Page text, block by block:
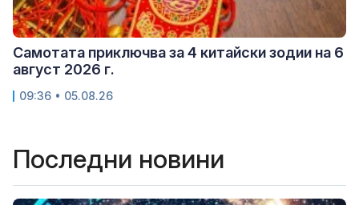
Самотата приключва за 4 китайски зодии на 6
август 2026 г.
09:36 • 05.08.26
Последни новини